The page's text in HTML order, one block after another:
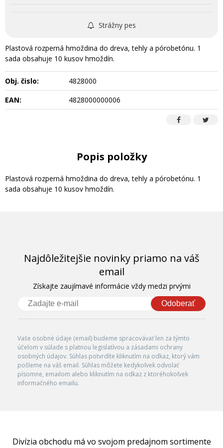
Strážny pes
Plastová rozperná hmoždina do dreva, tehly a pórobetónu. 1
sada obsahuje 10 kusov hmoždín.
Obj. čislo:
4828000
EAN:
4828000000006
Popis položky
Plastová rozperná hmoždina do dreva, tehly a pórobetónu. 1
sada obsahuje 10 kusov hmoždín.
Najdôležitejšie novinky priamo na váš
email
Získajte zaujímavé informácie vždy medzi prvými
Odoberať
Vaše osobné údaje (email) budeme spracovávať len za týmto
účelom v súlade s platnou legislatívou a zásadami ochrany
osobných údajov. Súhlas potvrdíte kliknutím na odkaz, ktorý vám
pošleme na váš email. Súhlas môžete kedykoľvek odvolať
písomne, emailom alebo kliknutím na odkaz z ktoréhokoľvek
informačného emailu.
Divízia obchodu má vo svojom predajnom sortimente